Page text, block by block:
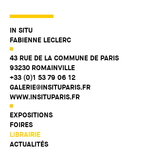
IN SITU
FABIENNE LECLERC
43 RUE DE LA COMMUNE DE PARIS
93230 ROMAINVILLE
+33 (0)1 53 79 06 12
GALERIE@INSITUPARIS.FR
WWW.INSITUPARIS.FR
EXPOSITIONS
FOIRES
LIBRAIRIE
ACTUALITÉS